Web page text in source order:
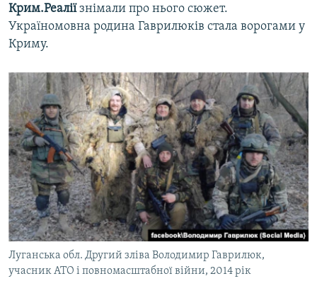
Крим.Реаліїзнімали про нього сюжет.
Україномовна родина Гаврилюків стала ворогами у
Криму.
Луганська обл. Другий зліва Володимир Гаврилюк,
учасник АТО і повномасштабної війни, 2014 рік